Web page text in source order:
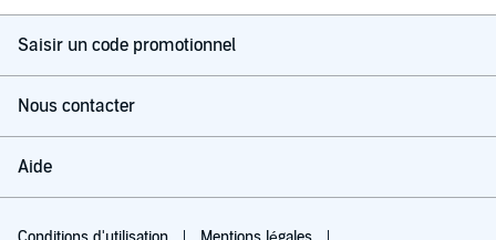
Saisir un code promotionnel
Nous contacter
Aide